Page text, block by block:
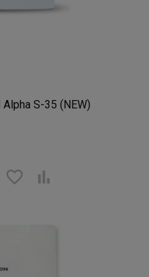
S-35 (NEW)